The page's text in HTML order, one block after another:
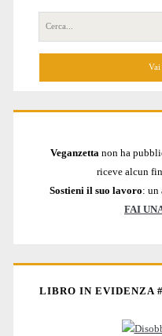
Cerca
per:
Veganzetta non ha
riceve alcun
Sostieni il suo lavoro: un
FAI
LIBRO IN EVIDENZA